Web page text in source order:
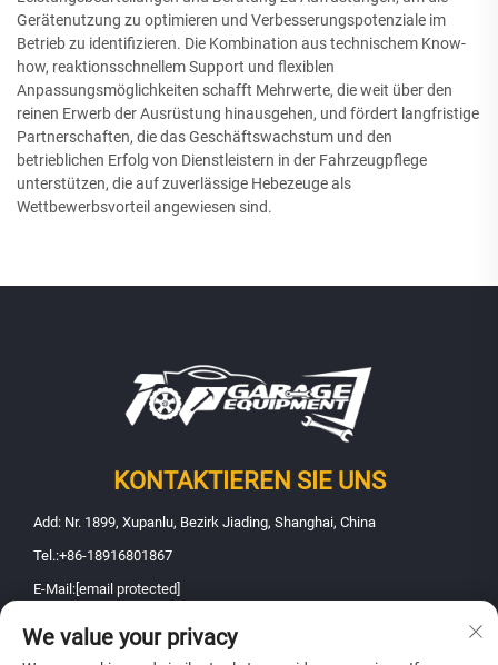
Gerätenutzung zu optimieren und Verbesserungspotenziale im
Betrieb zu identifizieren. Die Kombination aus technischem Know-
how, reaktionsschnellem Support und flexiblen
Anpassungsmöglichkeiten schafft Mehrwerte, die weit über den
reinen Erwerb der Ausrüstung hinausgehen, und fördert langfristige
Partnerschaften, die das Geschäftswachstum und den
betrieblichen Erfolg von Dienstleistern in der Fahrzeugpflege
unterstützen, die auf zuverlässige Hebezeuge als
Wettbewerbsvorteil angewiesen sind.
KONTAKTIEREN SIE UNS
Add: Nr. 1899, Xupanlu, Bezirk Jiading, Shanghai, China
Tel.:+86-18916801867
E-Mail: [email protected]
We value your privacy